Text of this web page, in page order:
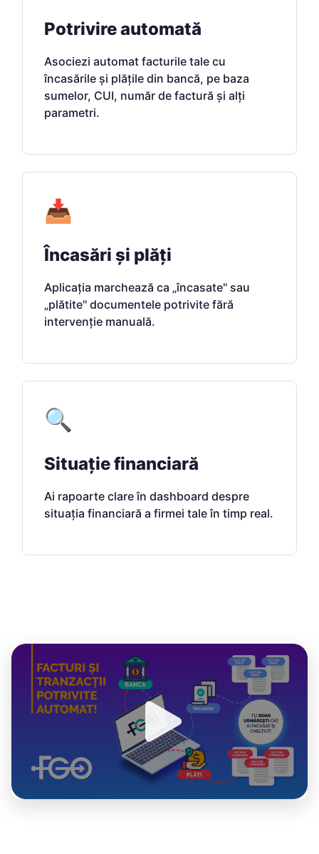
Potrivire automată
Asociezi automat facturile tale cu
încasările și plățile din bancă, pe baza
sumelor, CUI, număr de factură și alți
parametri.
📥
Încasări și plăți
Aplicația marchează ca „încasate" sau
„plătite" documentele potrivite fără
intervenție manuală.
🔍
Situație financiară
Ai rapoarte clare în dashboard despre
situația financiară a firmei tale în timp real.